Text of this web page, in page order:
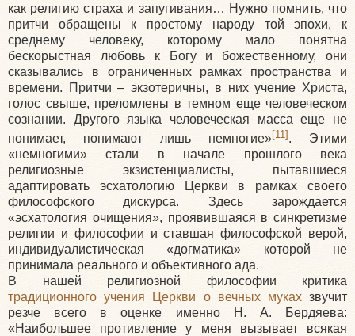
как религию страха и запугивания… Нужно помнить, что
притчи обращены к простому народу той эпохи, к
среднему человеку, которому мало понятна
бескорыстная любовь к Богу и божественному, они
сказывались в ограниченных рамках пространства и
времени. Притчи – экзотеричны, в них учение Христа,
голос свыше, преломлены в темном еще человеческом
сознании. Другого языка человеческая масса еще не
понимает, понимают лишь немногие»[11]. Этими
«немногими» стали в начале прошлого века
религиозные экзистенциалисты, пытавшиеся
адаптировать эсхатологию Церкви в рамках своего
философского дискурса. Здесь зарождается
«эсхатология очищения», проявившаяся в синкретизме
религии и философии и ставшая философской верой,
индивидуалистическая «догматика» которой не
принимала реального и объективного ада.
В нашей религиозной философии критика
традиционного учения Церкви о вечных мукахзвучит
резче всего в оценке именно Н. А. Бердяева:
«Наибольшее противление у меня вызывает всякая